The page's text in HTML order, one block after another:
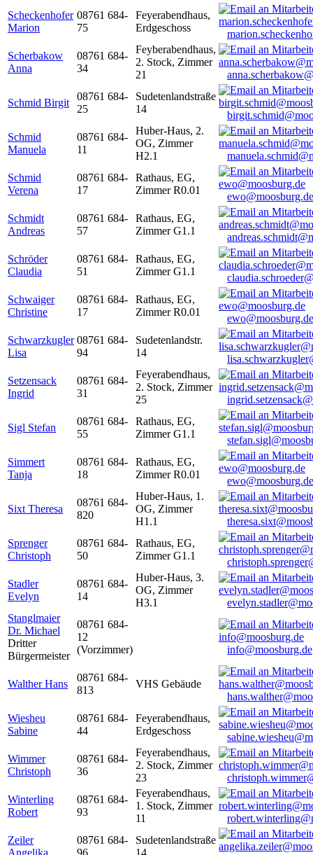
Scheckenhofer
Marion
08761 684-
75
Feyerabendhaus,
Erdgeschoss
Scherbakow
Anna
08761 684-
34
Feyberabendhaus,
2. Stock, Zimmer
21
Schmid Birgit
08761 684-
25
Sudetenlandstraße
14
Schmid
Manuela
08761 684-
11
Huber-Haus, 2.
OG, Zimmer
H2.1
Schmid
Verena
08761 684-
17
Rathaus, EG,
Zimmer R0.01
ewo@moosburg.de
Schmidt
Andreas
08761 684-
57
Rathaus, EG,
Zimmer G1.1
Schröder
Claudia
08761 684-
51
Rathaus, EG,
Zimmer G1.1
Schwaiger
Christine
08761 684-
17
Rathaus, EG,
Zimmer R0.01
ewo@moosburg.de
Schwarzkugler
Lisa
08761 684-
94
Sudetenlandstr.
14
Setzensack
Ingrid
08761 684-
31
Feyerabendhaus,
2. Stock, Zimmer
25
Sigl Stefan
08761 684-
55
Rathaus, EG,
Zimmer G1.1
Simmert
Tanja
08761 684-
18
Rathaus, EG,
Zimmer R0.01
ewo@moosburg.de
Sixt Theresa
08761 684-
820
Huber-Haus, 1.
OG, Zimmer
H1.1
Sprenger
Christoph
08761 684-
50
Rathaus, EG,
Zimmer G1.1
Stadler
Evelyn
08761 684-
14
Huber-Haus, 3.
OG, Zimmer
H3.1
Stanglmaier
Dr. Michael
Dritter
Bürgermeister
08761 684-
12
(Vorzimmer)
info@moosburg.de
Walther Hans
08761 684-
813
VHS Gebäude
Wiesheu
Sabine
08761 684-
44
Feyerabendhaus,
Erdgeschoss
Wimmer
Christoph
08761 684-
36
Feyerabendhaus,
2. Stock, Zimmer
23
Winterling
Robert
08761 684-
93
Feyerabendhaus,
1. Stock, Zimmer
11
Zeiler
Angelika
08761 684-
96
Sudetenlandstraße
14